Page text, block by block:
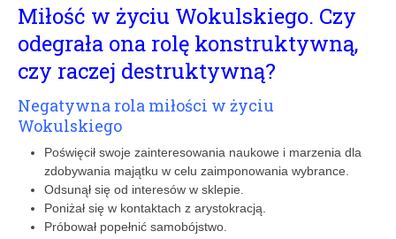
Miłość w życiu Wokulskiego. Czy
odegrała ona rolę konstruktywną,
czy raczej destruktywną?
Negatywna rola miłości w życiu
Wokulskiego
Poświęcił swoje zainteresowania naukowe i marzenia dla
zdobywania majątku w celu zaimponowania wybrance.
Odsunął się od interesów w sklepie.
Poniżał się w kontaktach z arystokracją.
Próbował popełnić samobójstwo.